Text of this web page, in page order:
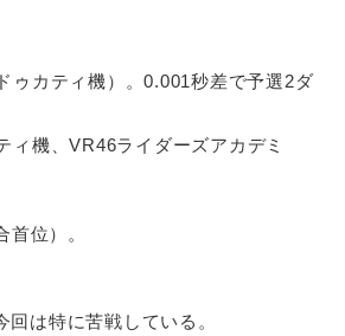
ゥカティ機）。0.001秒差で予選2ダ
ィ機、VR46ライダーズアカデミ
位）。
は特に苦戦している。